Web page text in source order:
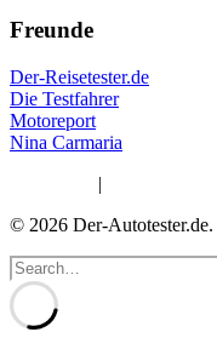
Freunde
Der-Reisetester.de
Die Testfahrer
Motoreport
Nina Carmaria
|
© 2026 Der-Autotester.de.